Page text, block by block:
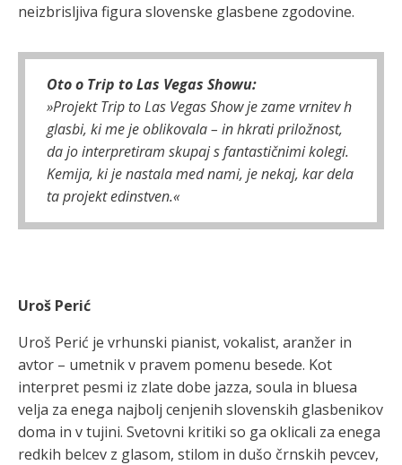
neizbrisljiva figura slovenske glasbene zgodovine.
Oto o Trip to Las Vegas Showu:
»Projekt Trip to Las Vegas Show je zame vrnitev h
glasbi, ki me je oblikovala – in hkrati priložnost,
da jo interpretiram skupaj s fantastičnimi kolegi.
Kemija, ki je nastala med nami, je nekaj, kar dela
ta projekt edinstven.«
Uroš Perić
Uroš Perić je vrhunski pianist, vokalist, aranžer in
avtor – umetnik v pravem pomenu besede. Kot
interpret pesmi iz zlate dobe jazza, soula in bluesa
velja za enega najbolj cenjenih slovenskih glasbenikov
doma in v tujini. Svetovni kritiki so ga oklicali za enega
redkih belcev z glasom, stilom in dušo črnskih pevcev,